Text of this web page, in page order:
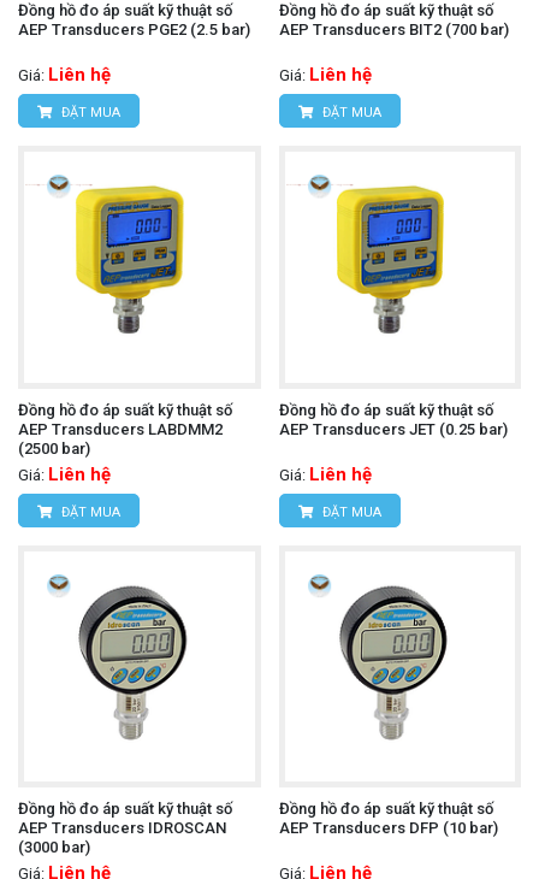
Đồng hồ đo áp suất kỹ thuật số
AEP Transducers PGE2 (2.5 bar)
Giá: Liên hệ
ĐẶT MUA
Đồng hồ đo áp suất kỹ thuật số
AEP Transducers BIT2 (700 bar)
Giá: Liên hệ
ĐẶT MUA
Đồng hồ đo áp suất kỹ thuật số
AEP Transducers LABDMM2
(2500 bar)
Giá: Liên hệ
ĐẶT MUA
Đồng hồ đo áp suất kỹ thuật số
AEP Transducers JET (0.25 bar)
Giá: Liên hệ
ĐẶT MUA
Đồng hồ đo áp suất kỹ thuật số
AEP Transducers IDROSCAN
(3000 bar)
Giá: Liên hệ
Đồng hồ đo áp suất kỹ thuật số
AEP Transducers DFP (10 bar)
Giá: Liên hệ